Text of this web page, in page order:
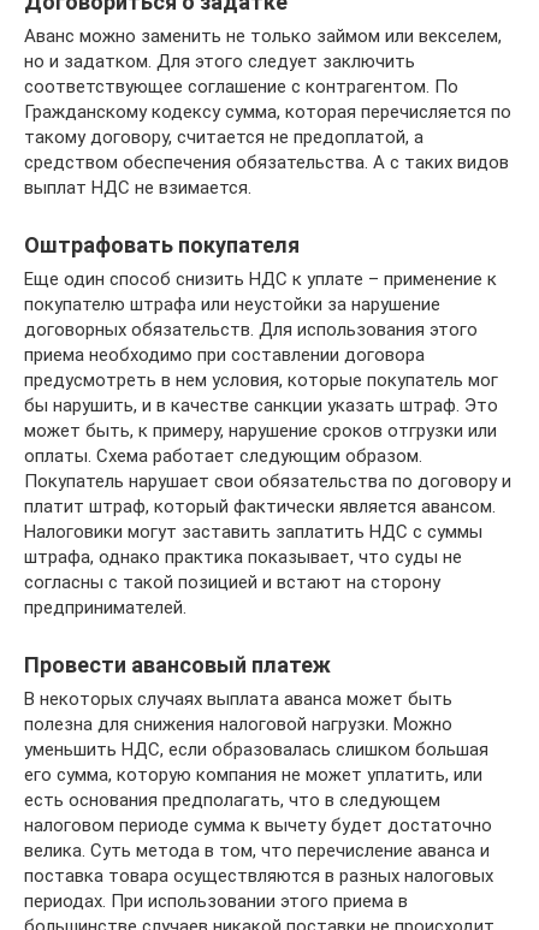
Аванс можно заменить не только займом или векселем,
но и задатком. Для этого следует заключить
соответствующее соглашение с контрагентом. По
Гражданскому кодексу сумма, которая перечисляется по
такому договору, считается не предоплатой, а
средством обеспечения обязательства. А с таких видов
выплат НДС не взимается.
Оштрафовать покупателя
Еще один способ снизить НДС к уплате – применение к
покупателю штрафа или неустойки за нарушение
договорных обязательств. Для использования этого
приема необходимо при составлении договора
предусмотреть в нем условия, которые покупатель мог
бы нарушить, и в качестве санкции указать штраф. Это
может быть, к примеру, нарушение сроков отгрузки или
оплаты. Схема работает следующим образом.
Покупатель нарушает свои обязательства по договору и
платит штраф, который фактически является авансом.
Налоговики могут заставить заплатить НДС с суммы
штрафа, однако практика показывает, что суды не
согласны с такой позицией и встают на сторону
предпринимателей.
Провести авансовый платеж
В некоторых случаях выплата аванса может быть
полезна для снижения налоговой нагрузки. Можно
уменьшить НДС, если образовалась слишком большая
его сумма, которую компания не может уплатить, или
есть основания предполагать, что в следующем
налоговом периоде сумма к вычету будет достаточно
велика. Суть метода в том, что перечисление аванса и
поставка товара осуществляются в разных налоговых
периодах. При использовании этого приема в